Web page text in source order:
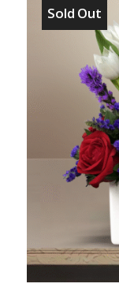
Sold Out